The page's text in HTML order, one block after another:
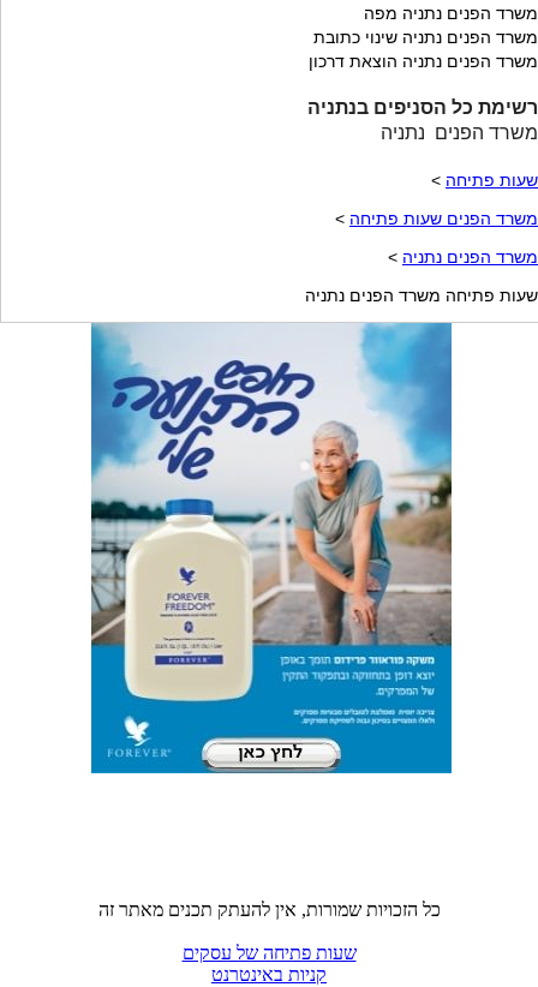
משרד הפנים נתניה מפה
משרד הפנים נתניה שינוי כתובת
משרד הפנים נתניה הוצאת דרכון
רשימת כל הסניפים בנתניה
משרד הפנים נתניה
שעות פתיחה >
משרד הפנים שעות פתיחה >
משרד הפנים נתניה >
שעות פתיחה משרד הפנים נתניה
כל הזכויות שמורות, אין להעתק תכנים מאתר זה
שעות פתיחה של עסקים
קניות באינטרנט